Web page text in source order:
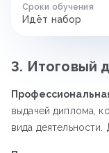
Сроки обучения
Идёт набор
3. Итоговый
выдачей диплома,
вида